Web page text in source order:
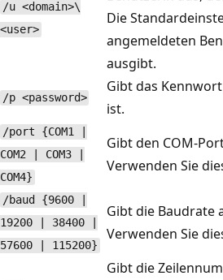
/u <domain>\
<user>
Die
angemeldeten
ausgibt.
/p <password>
Gibt das
ist.
/port {COM1 |
COM2 | COM3 |
COM4}
Gibt den COM-
Verwenden Sie
/baud {9600 |
19200 | 38400 |
57600 | 115200}
Gibt die Baudrate
Verwenden Sie
Gibt die